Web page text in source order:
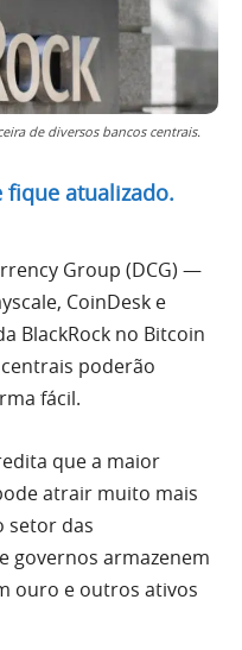
de diversos bancos centrais.
fique atualizado.
Group (DCG) —
CoinDesk e
BlackRock no Bitcoin
poderão
fácil.
que a maior
atrair muito mais
setor das
governos armazenem
ouro e outros ativos